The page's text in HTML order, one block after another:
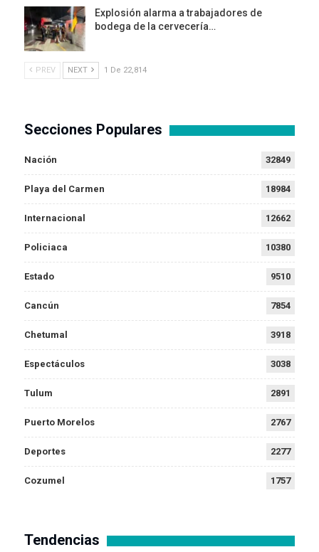
Explosión alarma a trabajadores de
bodega de la cervecería…
PREV NEXT 1 De 22,814
Secciones Populares
Nación 32849
Playa del Carmen 18984
Internacional 12662
Policiaca 10380
Estado 9510
Cancún 7854
Chetumal 3918
Espectáculos 3038
Tulum 2891
Puerto Morelos 2767
Deportes 2277
Cozumel 1757
Tendencias